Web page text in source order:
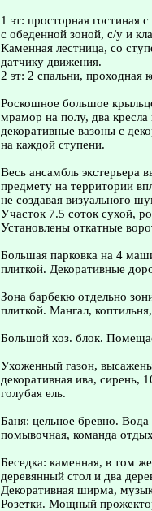
1 эт: просторная гостиная
с обеденной зоной, с/у и
Каменная лестница, со
датчику движения.
2 эт: 2 спальни, проходная
Роскошное большое
мрамор на полу, два
декоративные вазоны с
на каждой ступени.
Becь анcамбль экcтeрьepa
предмету на территории
не создавая визуального
Участок 7.5 соток сухой,
Установлены откатные
Большая парковка на 4
плиткой. Декоративные
Зона барбекю отдельно
плиткой. Мангал,
Большой хоз. блок.
Ухоженный газон,
декоративная ива, сирень,
голубая ель.
Баня: цельное бревно.
помывочная, команда
Беседка: каменная, в том
деревянный стол и два
Декоративная ширма,
Розетки. Мощный